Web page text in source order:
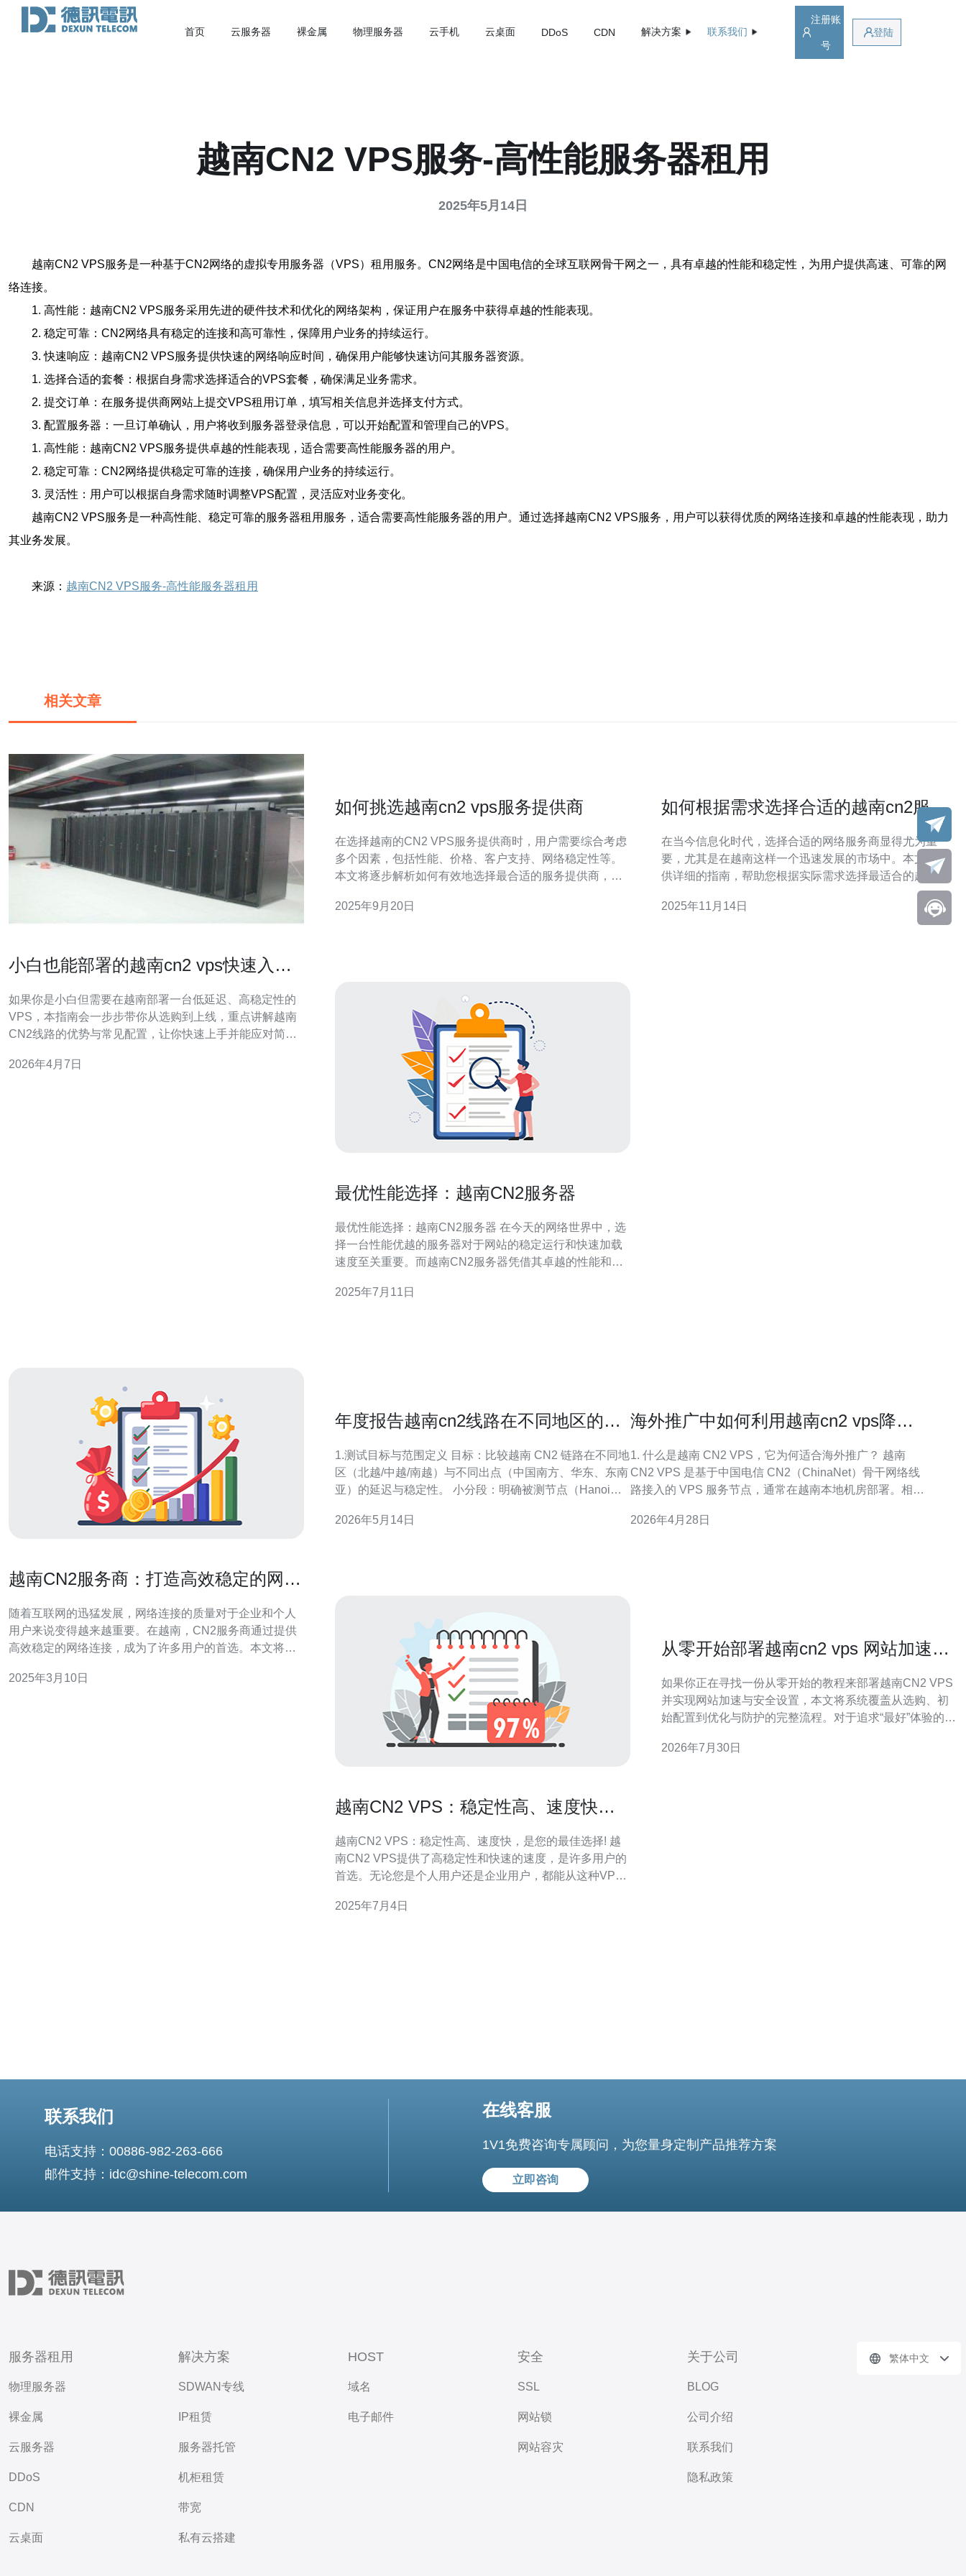
首页 云服务器 裸金属 物理服务器 云手机 云桌面 DDoS CDN 解决方案 联系我们
注册账
号
登陆
越南CN2 VPS服务-高性能服务器租用
2025年5月14日
越南CN2 VPS服务是一种基于CN2网络的虚拟专用服务器（VPS）租用服务。CN2网络是中国电信的全球互联网骨干网之一，具有卓越的性能和稳定性，为用户提供高速、可靠的网
络连接。
1. 高性能：越南CN2 VPS服务采用先进的硬件技术和优化的网络架构，保证用户在服务中获得卓越的性能表现。
2. 稳定可靠：CN2网络具有稳定的连接和高可靠性，保障用户业务的持续运行。
3. 快速响应：越南CN2 VPS服务提供快速的网络响应时间，确保用户能够快速访问其服务器资源。
1. 选择合适的套餐：根据自身需求选择适合的VPS套餐，确保满足业务需求。
2. 提交订单：在服务提供商网站上提交VPS租用订单，填写相关信息并选择支付方式。
3. 配置服务器：一旦订单确认，用户将收到服务器登录信息，可以开始配置和管理自己的VPS。
1. 高性能：越南CN2 VPS服务提供卓越的性能表现，适合需要高性能服务器的用户。
2. 稳定可靠：CN2网络提供稳定可靠的连接，确保用户业务的持续运行。
3. 灵活性：用户可以根据自身需求随时调整VPS配置，灵活应对业务变化。
越南CN2 VPS服务是一种高性能、稳定可靠的服务器租用服务，适合需要高性能服务器的用户。通过选择越南CN2 VPS服务，用户可以获得优质的网络连接和卓越的性能表现，助力
其业务发展。
来源： 越南CN2 VPS服务-高性能服务器租用
相关文章
小白也能部署的越南cn2 vps快速入门
如果你是小白但需要在越南部署一台低延迟、高稳定性的
VPS，本指南会一步步带你从选购到上线，重点讲解越南
CN2线路的优势与常见配置，让你快速上手并能应对简单
信面向国际链路的优质骨干线路，经过CN2的VPS到中国
2026年4月7日
如何挑选越南cn2 vps服务提供商
在选择越南的CN2 VPS服务提供商时，用户需要综合考虑
多个因素，包括性能、价格、客户支持、网络稳定性等。
本文将逐步解析如何有效地选择最合适的服务提供商，以
高稳定性而受到许多企业的青睐。CN2网络是中国电信推
2025年9月20日
如何根据需求选择合适的越南cn2服务
在当今信息化时代，选择合适的网络服务商显得尤为重
要，尤其是在越南这样一个迅速发展的市场中。本文将提
供详细的指南，帮助您根据实际需求选择最适合的越南
推出的网络服务产品，它提供了更低的延迟和更高的稳定
性，非常适合企业用户。了解 CN2 服务的基本概念是选择
2025年11月14日
最优性能选择：越南CN2服务器
最优性能选择：越南CN2服务器 在今天的网络世界中，选
择一台性能优越的服务器对于网站的稳定运行和快速加载
速度至关重要。而越南CN2服务器凭借其卓越的性能和稳
看越南CN2服务器的特点和优势。 越南CN2服务器采用中
2025年7月11日
越南CN2服务商：打造高效稳定的网络
随着互联网的迅猛发展，网络连接的质量对于企业和个人
用户来说变得越来越重要。在越南，CN2服务商通过提供
高效稳定的网络连接，成为了许多用户的首选。本文将介
务商。 CN2是指中国电信的第二版国际网络，它采用了全
2025年3月10日
年度报告越南cn2线路在不同地区的延
1.测试目标与范围定义 目标：比较越南 CN2 链路在不同地
区（北越/中越/南越）与不同出点（中国南方、华东、东南
亚）的延迟与稳定性。 小分段：明确被测节点（Hanoi、
指标（平均 RTT、丢包率、抖动、95 百分位延迟）。 2.准
2026年5月14日
海外推广中如何利用越南cn2 vps降低
1. 什么是越南 CN2 VPS，它为何适合海外推广？ 越南
CN2 VPS 是基于中国电信 CN2（ChinaNet）骨干网络线
路接入的 VPS 服务节点，通常在越南本地机房部署。相较
低、稳定性高。因此在面向中国或东南亚用户的 海外推广
2026年4月28日
越南CN2 VPS：稳定性高、速度快，
越南CN2 VPS：稳定性高、速度快，是您的最佳选择! 越
南CN2 VPS提供了高稳定性和快速的速度，是许多用户的
首选。无论您是个人用户还是企业用户，都能从这种VPS
VPS采用了先进的技术和设备，保证了服务器的稳定性。
2025年7月4日
从零开始部署越南cn2 vps 网站加速与
如果你正在寻找一份从零开始的教程来部署越南CN2 VPS
并实现网站加速与安全设置，本文将系统覆盖从选购、初
始配置到优化与防护的完整流程。对于追求“最好”体验的用
或邻近地区的高质量供应商；想要“最佳性价比”的用户，可
2026年7月30日
联系我们
电话支持：00886-982-263-666
邮件支持：idc@shine-telecom.com
在线客服
1V1免费咨询专属顾问，为您量身定制产品推荐方案
立即咨询
服务器租用
物理服务器
裸金属
云服务器
DDoS
CDN
云桌面
解决方案
SDWAN专线
IP租赁
服务器托管
机柜租赁
带宽
私有云搭建
HOST
域名
电子邮件
安全
SSL
网站锁
网站容灾
关于公司
BLOG
公司介绍
联系我们
隐私政策
繁体中文